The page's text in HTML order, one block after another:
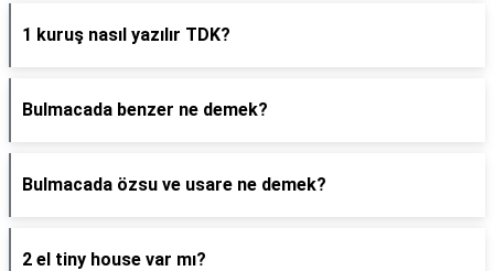
1 kuruş nasıl yazılır TDK?
Bulmacada benzer ne demek?
Bulmacada özsu ve usare ne demek?
2 el tiny house var mı?